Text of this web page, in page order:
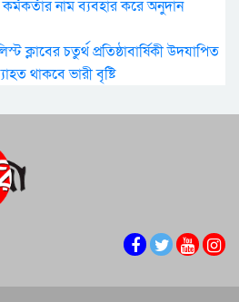
কর্মকর্তার নাম ব্যবহার করে অনুদান
ক্লাবের চতুর্থ প্রতিষ্ঠাবার্ষিকী উদযাপিত
থাকবে ভারী বৃষ্টি